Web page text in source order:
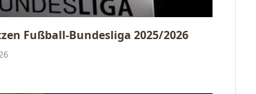
Fußball-Bundesliga 2025/2026